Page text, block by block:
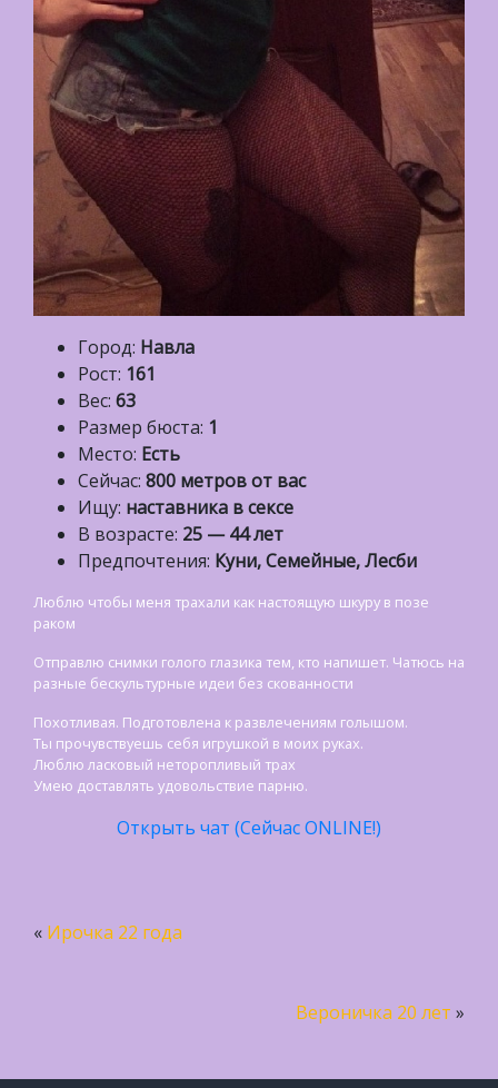
Город: Навла
Рост: 161
Вес: 63
Размер бюста: 1
Место: Есть
Сейчас: 800 метров от вас
Ищу: наставника в сексе
В возрасте: 25 — 44 лет
Предпочтения: Куни, Семейные, Лесби
Люблю чтобы меня трахали как настоящую шкуру в позе
раком
Отправлю снимки голого глазика тем, кто напишет. Чатюсь на
разные бескультурные идеи без скованности
Похотливая. Подготовлена к развлечениям голышом.
Ты прочувствуешь себя игрушкой в моих руках.
Люблю ласковый неторопливый трах
Умею доставлять удовольствие парню.
Открыть чат (Сейчас ONLINE!)
« Ирочка 22 года
Вероничка 20 лет »